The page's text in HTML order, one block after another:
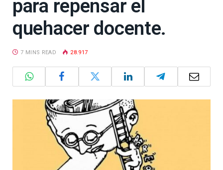
para repensar el
quehacer docente.
7 MINS READ 28.917